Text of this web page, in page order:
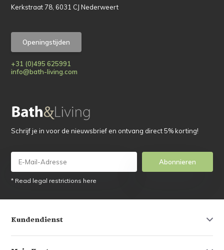
Kerkstraat 78, 6031 CJ Nederweert
Openingstijden
+31 (0)495 625991
info@bath-living.com
Schrijf je in voor de nieuwsbrief en ontvang direct 5% korting!
Abonnieren
* Read legal restrictions here
Kundendienst